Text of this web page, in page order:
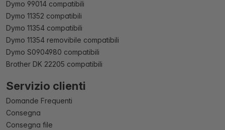
Dymo 99014 compatibili
Dymo 11352 compatibili
Dymo 11354 compatibili
Dymo 11354 removibile compatibili
Dymo S0904980 compatibili
Brother DK 22205 compatibili
Servizio clienti
Domande Frequenti
Consegna
Consegna file